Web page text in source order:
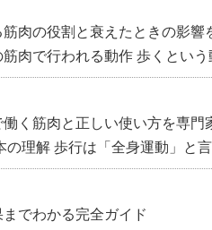
肉の役割と衰えたときの影響
肉で行われる動作 歩くとい
く筋肉と正しい使い方を専門
理解 歩行は「全身運動」と
でわかる完全ガイド